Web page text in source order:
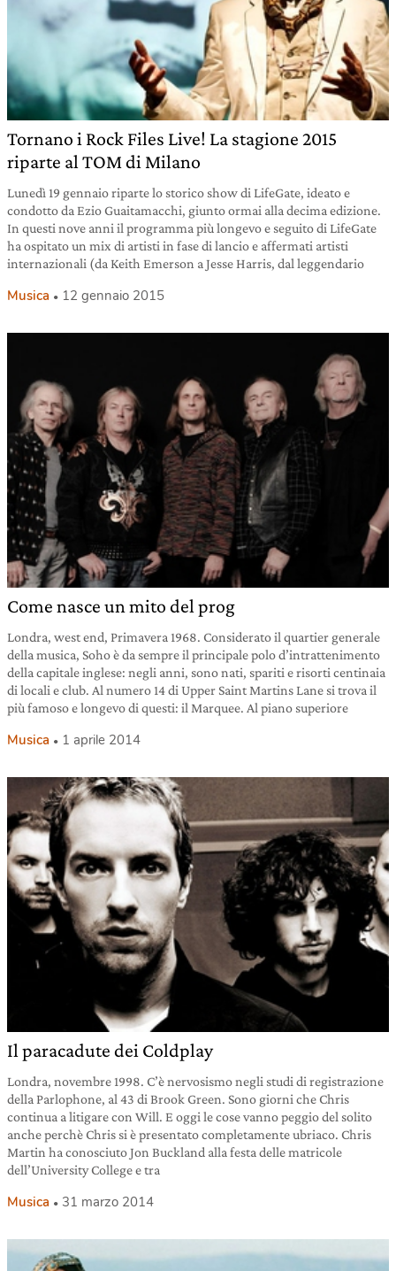
Tornano i Rock Files Live! La stagione 2015
riparte al TOM di Milano
Lunedì 19 gennaio riparte lo storico show di LifeGate, ideato e
condotto da Ezio Guaitamacchi, giunto ormai alla decima edizione.
In questi nove anni il programma più longevo e seguito di LifeGate
ha ospitato un mix di artisti in fase di lancio e affermati artisti
internazionali (da Keith Emerson a Jesse Harris, dal leggendario
Musica 12 gennaio 2015
Come nasce un mito del prog
Londra, west end, Primavera 1968. Considerato il quartier generale
della musica, Soho è da sempre il principale polo d’intrattenimento
della capitale inglese: negli anni, sono nati, spariti e risorti centinaia
di locali e club. Al numero 14 di Upper Saint Martins Lane si trova il
più famoso e longevo di questi: il Marquee. Al piano superiore
Musica 1 aprile 2014
Il paracadute dei Coldplay
Londra, novembre 1998. C’è nervosismo negli studi di registrazione
della Parlophone, al 43 di Brook Green. Sono giorni che Chris
continua a litigare con Will. E oggi le cose vanno peggio del solito
anche perchè Chris si è presentato completamente ubriaco. Chris
Martin ha conosciuto Jon Buckland alla festa delle matricole
dell’University College e tra
Musica 31 marzo 2014